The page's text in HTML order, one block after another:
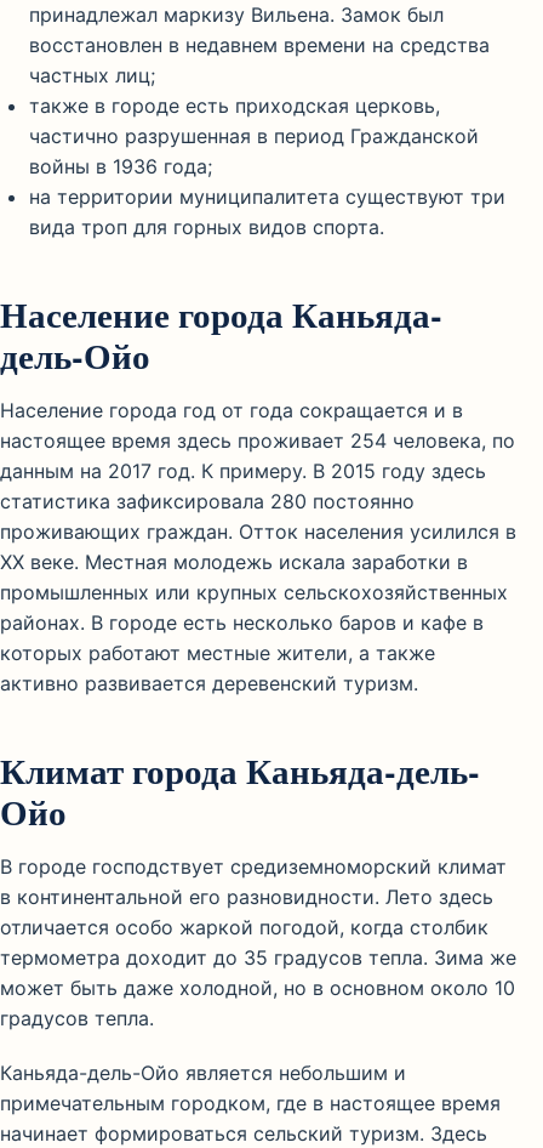
принадлежал маркизу Вильена. Замок был
восстановлен в недавнем времени на средства
частных лиц;
также в городе есть приходская церковь,
частично разрушенная в период Гражданской
войны в 1936 года;
на территории муниципалитета существуют три
вида троп для горных видов спорта.
Население города Каньяда-
дель-Ойо
Население города год от года сокращается и в
настоящее время здесь проживает 254 человека, по
данным на 2017 год. К примеру. В 2015 году здесь
статистика зафиксировала 280 постоянно
проживающих граждан. Отток населения усилился в
XX веке. Местная молодежь искала заработки в
промышленных или крупных сельскохозяйственных
районах. В городе есть несколько баров и кафе в
которых работают местные жители, а также
активно развивается деревенский туризм.
Климат города Каньяда-дель-
Ойо
В городе господствует средиземноморский климат
в континентальной его разновидности. Лето здесь
отличается особо жаркой погодой, когда столбик
термометра доходит до 35 градусов тепла. Зима же
может быть даже холодной, но в основном около 10
градусов тепла.
Каньяда-дель-Ойо является небольшим и
примечательным городком, где в настоящее время
начинает формироваться сельский туризм. Здесь